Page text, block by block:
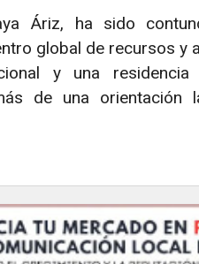
Áriz, ha sido
global de recursos y
y una residencia
de una orientación